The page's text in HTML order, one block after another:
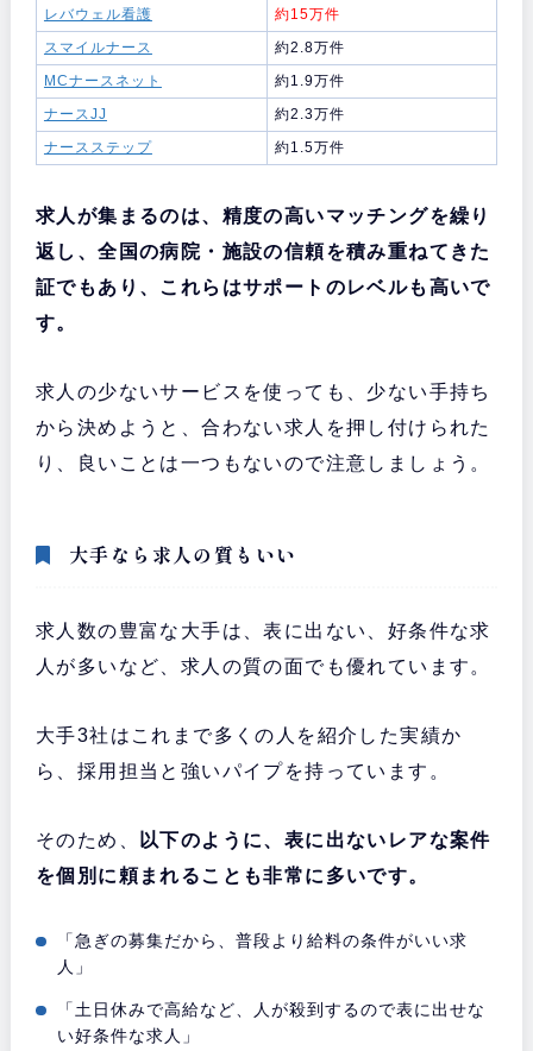
レバウェル看護
約15万件
スマイルナース
約2.8万件
MCナースネット
約1.9万件
ナースJJ
約2.3万件
ナースステップ
約1.5万件
求人が集まるのは、精度の高いマッチングを繰り
返し、全国の病院・施設の信頼を積み重ねてきた
証でもあり、これらはサポートのレベルも高いで
す。
求人の少ないサービスを使っても、少ない手持ち
から決めようと、合わない求人を押し付けられた
り、良いことは一つもないので注意しましょう。
大手なら求人の質もいい
求人数の豊富な大手は、表に出ない、好条件な求
人が多いなど、求人の質の面でも優れています。
大手3社はこれまで多くの人を紹介した実績か
ら、採用担当と強いパイプを持っています。
そのため、
以下のように、表に出ないレアな案件
を個別に頼まれることも非常に多いです。
「急ぎの募集だから、普段より給料の条件がいい求
人」
「土日休みで高給など、人が殺到するので表に出せな
い好条件な求人」